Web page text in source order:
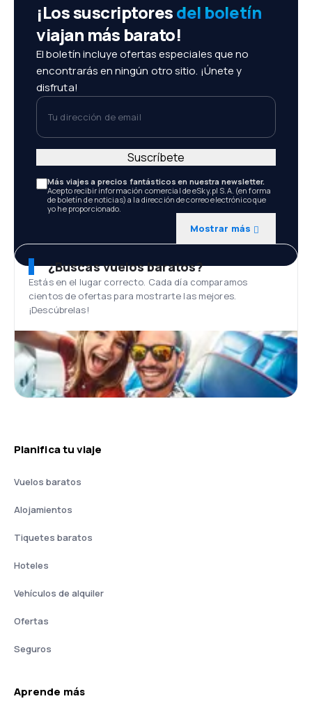
¡Los suscriptoresdel boletín
viajan más barato!
El boletín incluye ofertas especiales que no
encontrarás en ningún otro sitio. ¡Únete y
disfruta!
Tu dirección de email
Más viajes a precios fantásticos en nuestra newsletter.
Acepto recibir información comercial de eSky.pl S.A. (en forma
de boletín de noticias) a la dirección de correo electrónico que
yo he proporcionado.
Mostrar más
Suscríbete
¿Buscas vuelos baratos?
Estás en el lugar correcto. Cada día comparamos
cientos de ofertas para mostrarte las mejores.
¡Descúbrelas!
Planifica tu viaje
Vuelos baratos
Alojamientos
Tiquetes baratos
Hoteles
Vehículos de alquiler
Ofertas
Seguros
Aprende más